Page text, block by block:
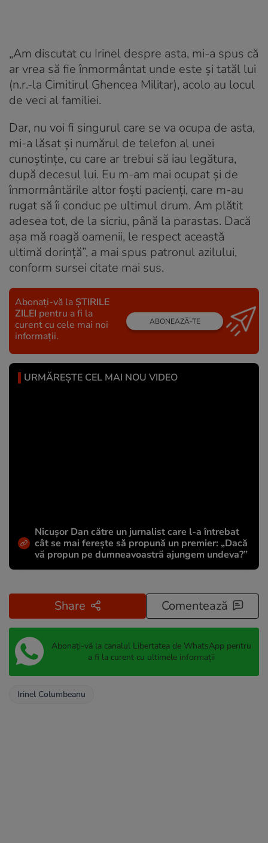
„Am discutat cu Irinel despre asta, mi-a spus că
ar vrea să fie înmormântat unde este și tatăl lui
(n.r.-la Cimitirul Ghencea Militar), acolo au locul
de veci al familiei.
Dar, nu voi fi singurul care se va ocupa de asta,
mi-a lăsat și numărul de telefon al unei
cunoștințe, cu care ar trebui să iau legătura,
după decesul lui. Eu m-am mai ocupat și de
înmormântările altor foști pacienți, care m-au
rugat să îi conduc pe ultimul drum. Am plătit
adesea tot, de la sicriu, până la parastas. Dacă
așa mă roagă oamenii, le respect această
ultimă dorință”, a mai spus patronul azilului,
conform sursei citate mai sus.
Abonați-vă la ȘTIRILE
ZILEI pentru a fi la
curent cu cele mai noi
informații.
ABONEAZĂ-TE
URMĂREȘTE CEL MAI NOU VIDEO
Nicușor Dan către un jurnalist care l-a întrebat
cât se mai ferește să propună un premier: „Dacă
vă propun pe dumneavoastră ajungem undeva?”
Share Comentează
Abonați-vă la canalul Libertatea de WhatsApp pentru
a fi la curent cu ultimele informații
Irinel Columbeanu